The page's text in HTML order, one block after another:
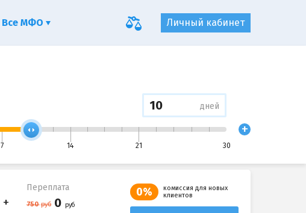
дней
7 14 21 30
+
Переплата 0%
комиссия для новых
клиентов
Личный кабинет
Все МФО